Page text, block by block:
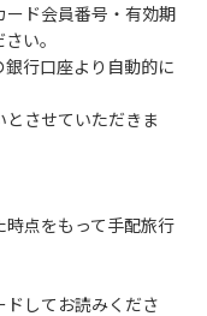
上流で雨が降ると短
険な状態になりや
故が数件起きてい
。
降らなくても、上
、水の濁りに注意
遊びを中止する。
ド会員番号・有効期
い。
行口座より自動的に
とさせていただきま
点をもって手配旅行
してお読みくださ